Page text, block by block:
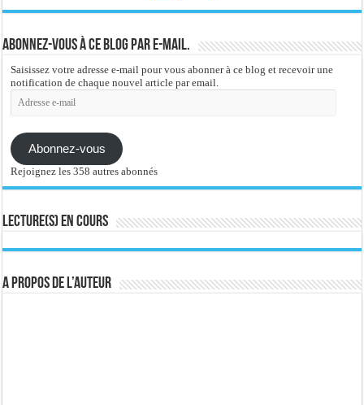
Abonnez-vous à ce blog par e-mail.
Saisissez votre adresse e-mail pour vous abonner à ce blog et recevoir une
notification de chaque nouvel article par email.
Adresse
e-
Abonnez-vous
Rejoignez les 358 autres abonnés
Lecture(s) en cours
A propos de l’auteur